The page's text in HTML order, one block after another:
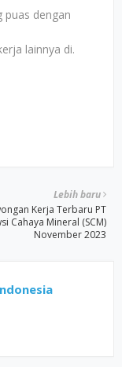
puas dengan
lainnya di.
Lebih baru
Kerja Terbaru PT
Cahaya Mineral (SCM)
November 2023